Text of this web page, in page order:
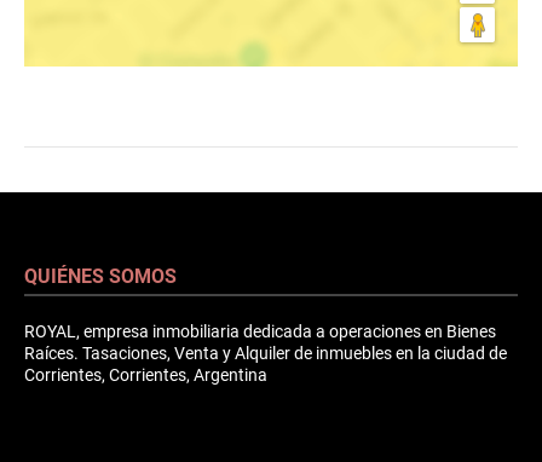
QUIÉNES SOMOS
ROYAL, empresa inmobiliaria dedicada a operaciones en Bienes
Raíces. Tasaciones, Venta y Alquiler de inmuebles en la ciudad de
Corrientes, Corrientes, Argentina